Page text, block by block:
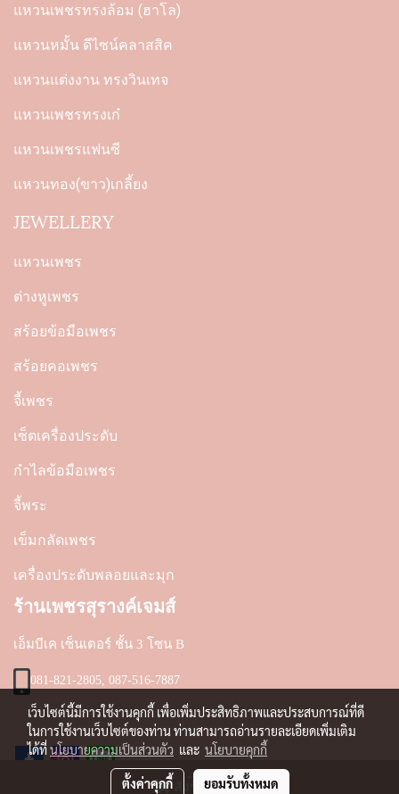
สั่งซื้อสินค้า
แหวนเพชรทรงล้อม (ฮาโล)
แหวนหมั้น ดีไซน์คลาสสิค
แหวนแต่งงาน ทรงวินเทจ
แหวนเพชรทรงเก๋
แหวนเพชรแฟนซี
แหวนทอง(ขาว)เกลี้ยง
JEWELLERY
แหวนเพชร
ต่างหูเพชร
สร้อยข้อมือเพชร
สร้อยคอเพชร
จี้เพชร
เซ็ตเครื่องประดับ
กำไลข้อมือเพชร
จี้พระ
เข็มกลัดเพชร
เครื่องประดับพลอยและมุก
ร้านเพชรสุรางค์เจมส์
เอ็มบีเค เซ็นเตอร์ ชั้น 3 โซน B
081-821-2805, 087-516-7887
เว็บไซต์นี้มีการใช้งานคุกกี้ เพื่อเพิ่มประสิทธิภาพและประสบการณ์ที่ดี
ในการใช้งานเว็บไซต์ของท่าน ท่านสามารถอ่านรายละเอียดเพิ่มเติม
ได้ที่นโยบายความเป็นส่วนตัว และ นโยบายคุกกี้
ตั้งค่าคุกกี้ ยอมรับทั้งหมด